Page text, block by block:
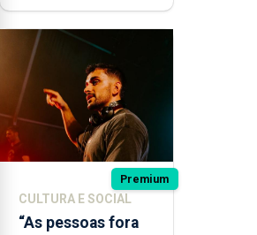
Premium
CULTURA E SOCIAL
“As pessoas fora